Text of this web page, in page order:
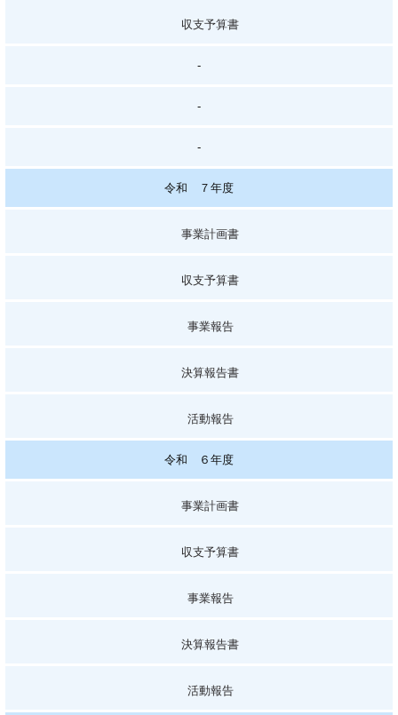
収支予算書
-
-
-
令和 ７年度
事業計画書
収支予算書
事業報告
決算報告書
活動報告
令和 ６年度
事業計画書
収支予算書
事業報告
決算報告書
活動報告